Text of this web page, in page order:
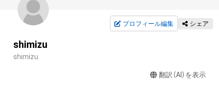
プロフィール編集 シェア
shimizu
shimizu
翻訳（AI）を表示